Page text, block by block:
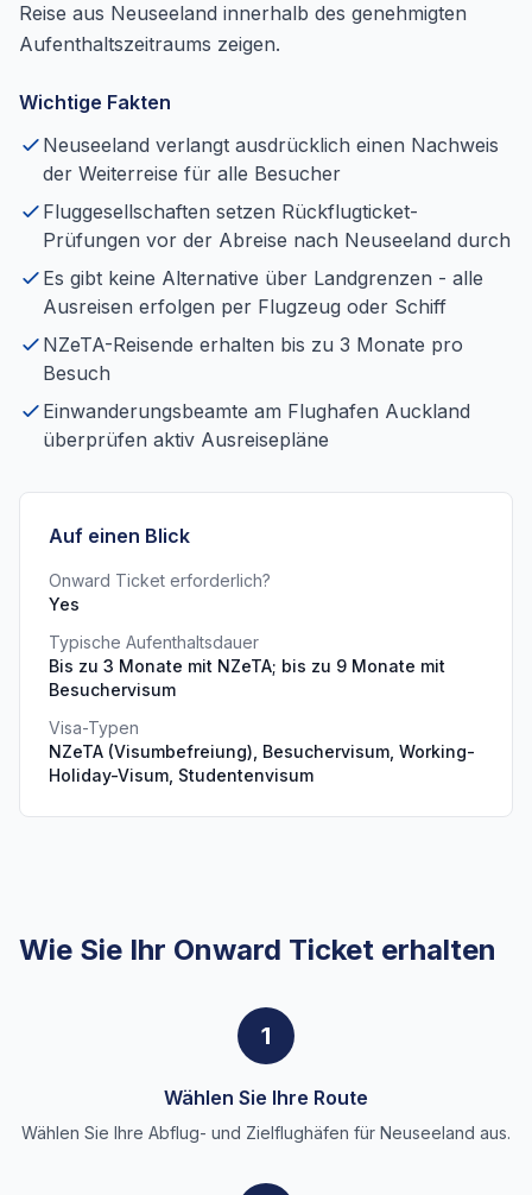
Reise aus Neuseeland innerhalb des genehmigten
Aufenthaltszeitraums zeigen.
Wichtige Fakten
Neuseeland verlangt ausdrücklich einen Nachweis
der Weiterreise für alle Besucher
Fluggesellschaften setzen Rückflugticket-
Prüfungen vor der Abreise nach Neuseeland durch
Es gibt keine Alternative über Landgrenzen - alle
Ausreisen erfolgen per Flugzeug oder Schiff
NZeTA-Reisende erhalten bis zu 3 Monate pro
Besuch
Einwanderungsbeamte am Flughafen Auckland
überprüfen aktiv Ausreisepläne
Auf einen Blick
Onward Ticket erforderlich?
Yes
Typische Aufenthaltsdauer
Bis zu 3 Monate mit NZeTA; bis zu 9 Monate mit
Besuchervisum
Visa-Typen
NZeTA (Visumbefreiung), Besuchervisum, Working-
Holiday-Visum, Studentenvisum
Wie Sie Ihr Onward Ticket erhalten
1
Wählen Sie Ihre Route
Wählen Sie Ihre Abflug- und Zielflughäfen für Neuseeland aus.